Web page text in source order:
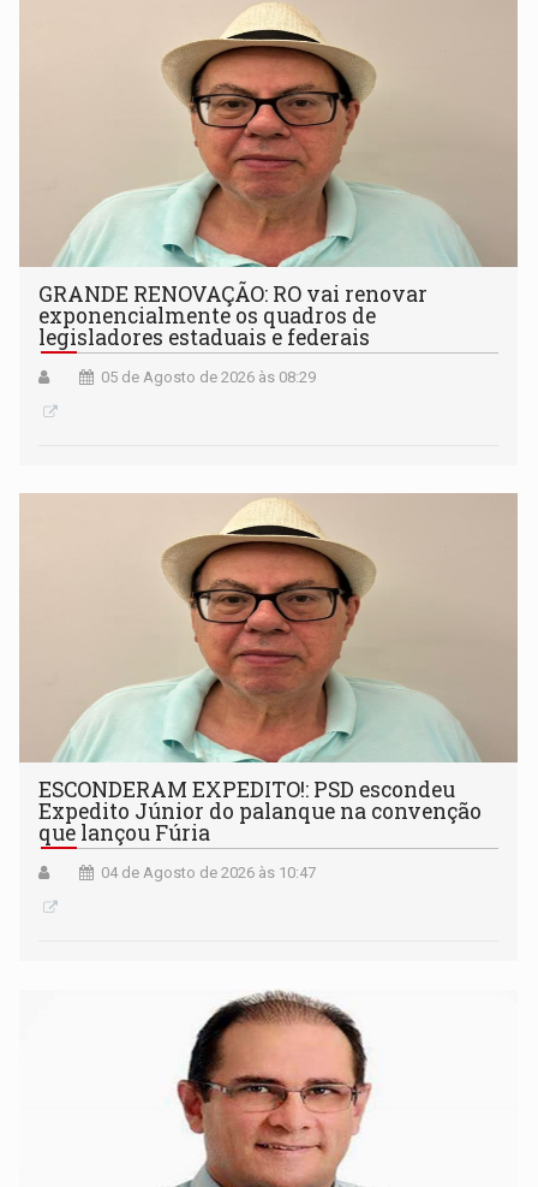
GRANDE RENOVAÇÃO: RO vai renovar
exponencialmente os quadros de
legisladores estaduais e federais
05 de Agosto de 2026 às 08:29
ESCONDERAM EXPEDITO!: PSD escondeu
Expedito Júnior do palanque na convenção
que lançou Fúria
04 de Agosto de 2026 às 10:47